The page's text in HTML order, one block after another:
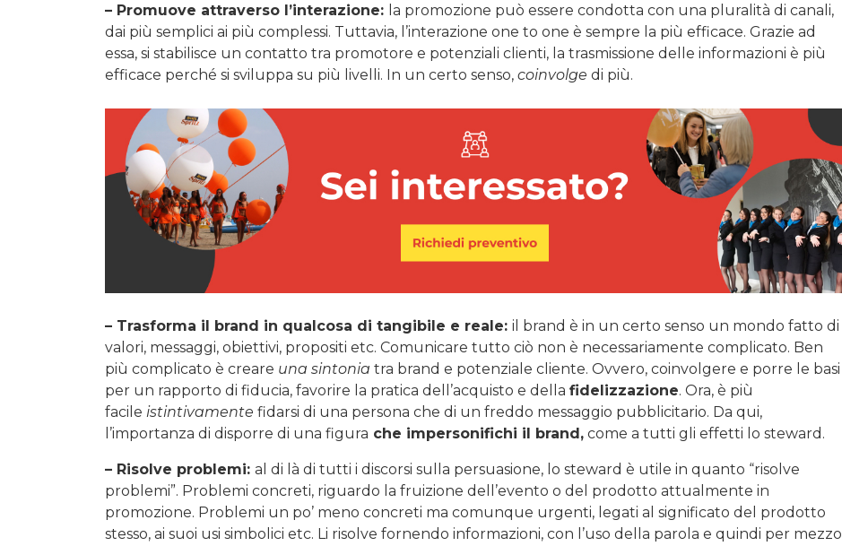
– Promuove attraverso l’interazione: la promozione può essere condotta con una pluralità di canali,
dai più semplici ai più complessi. Tuttavia, l’interazione one to one è sempre la più efficace. Grazie ad
essa, si stabilisce un contatto tra promotore e potenziali clienti, la trasmissione delle informazioni è più
efficace perché si sviluppa su più livelli. In un certo senso, coinvolge di più.
– Trasforma il brand in qualcosa di tangibile e reale: il brand è in un certo senso un mondo fatto di
valori, messaggi, obiettivi, propositi etc. Comunicare tutto ciò non è necessariamente complicato. Ben
più complicato è creare una sintonia tra brand e potenziale cliente. Ovvero, coinvolgere e porre le basi
per un rapporto di fiducia, favorire la pratica dell’acquisto e della fidelizzazione. Ora, è più
facile istintivamente fidarsi di una persona che di un freddo messaggio pubblicitario. Da qui,
l’importanza di disporre di una figura che impersonifichi il brand, come a tutti gli effetti lo steward.
– Risolve problemi: al di là di tutti i discorsi sulla persuasione, lo steward è utile in quanto “risolve
problemi”. Problemi concreti, riguardo la fruizione dell’evento o del prodotto attualmente in
promozione. Problemi un po’ meno concreti ma comunque urgenti, legati al significato del prodotto
stesso, ai suoi usi simbolici etc. Li risolve fornendo informazioni, con l’uso della parola e quindi per mezzo